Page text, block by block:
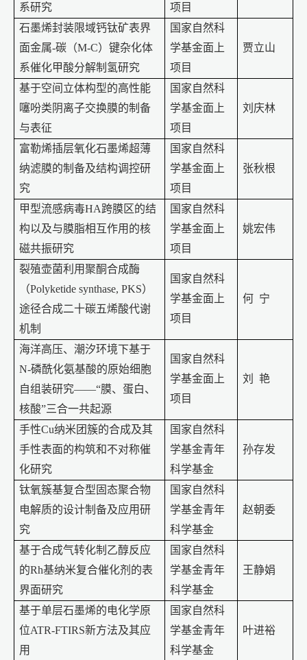
系研究
项目
石墨烯封装限域钙钛矿表界
面金属-碳（M-C）键杂化体
系催化甲酸分解制氢研究
国家自然科
学基金面上
项目
贾立山
基于空间立体构型的高性能
噻吩类阴离子交换膜的制备
与表征
国家自然科
学基金面上
项目
刘庆林
富勒烯插层氧化石墨烯超薄
纳滤膜的制备及结构调控研
究
国家自然科
学基金面上
项目
张秋根
甲型流感病毒HA跨膜区的结
构以及与膜脂相互作用的核
磁共振研究
国家自然科
学基金面上
项目
姚宏伟
裂殖壶菌利用聚酮合成酶
（Polyketide synthase, PKS）
途径合成二十碳五烯酸代谢
机制
国家自然科
学基金面上
项目
何 宁
海洋高压、潮汐环境下基于
N-磷酰化氨基酸的原始细胞
自组装研究——“膜、蛋白、
核酸”三合一共起源
国家自然科
学基金面上
项目
刘 艳
手性Cu纳米团簇的合成及其
手性表面的构筑和不对称催
化研究
国家自然科
学基金青年
科学基金
孙存发
钛氧簇基复合型固态聚合物
电解质的设计制备及应用研
究
国家自然科
学基金青年
科学基金
赵朝委
基于合成气转化制乙醇反应
的Rh基纳米复合催化剂的表
界面研究
国家自然科
学基金青年
科学基金
王静娟
基于单层石墨烯的电化学原
位ATR-FTIRS新方法及其应
用
国家自然科
学基金青年
科学基金
叶进裕